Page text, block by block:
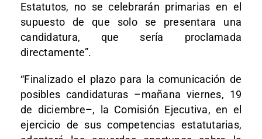
Estatutos, no se celebrarán primarias en el
supuesto de que solo se presentara una
candidatura, que sería proclamada
directamente”.
“Finalizado el plazo para la comunicación de
posibles candidaturas –mañana viernes, 19
de diciembre–, la Comisión Ejecutiva, en el
ejercicio de sus competencias estatutarias,